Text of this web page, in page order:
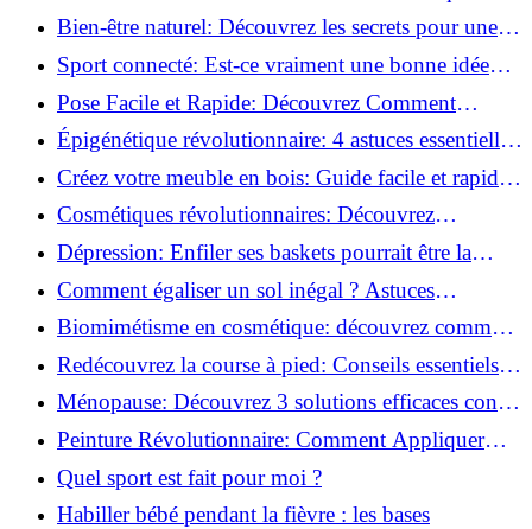
Incontournables pour Réussir!
Bien-être naturel: Découvrez les secrets pour une
vie saine!
Sport connecté: Est-ce vraiment une bonne idée
pour vous?
Pose Facile et Rapide: Découvrez Comment
Monter des Carreaux de Béton Cellulaire!
Épigénétique révolutionnaire: 4 astuces essentielles
pour transformer votre bien-être!
Créez votre meuble en bois: Guide facile et rapide
pour débutants!
Cosmétiques révolutionnaires: Découvrez
comment les fermes verticales transforment la
beauté!
Dépression: Enfiler ses baskets pourrait être la
solution!
Comment égaliser un sol inégal ? Astuces
infaillibles pour réussir !
Biomimétisme en cosmétique: découvrez comment
la nature inspire l'avenir des soins beauté!
Redécouvrez la course à pied: Conseils essentiels
pour reprendre!
Ménopause: Découvrez 3 solutions efficaces contre
les bouffées de chaleur!
Peinture Révolutionnaire: Comment Appliquer
Deux Couleurs Sur Une Porte!
Quel sport est fait pour moi ?
Habiller bébé pendant la fièvre : les bases